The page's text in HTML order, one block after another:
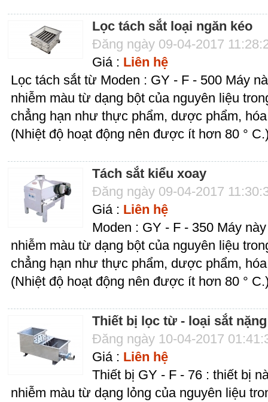
Lọc tách sắt loại ngăn kéo
Đăng ngày 09-04-2017
Giá : Liên hệ
Lọc tách sắt từ Moden : GY - F - 500 Máy
nhiễm màu từ dạng bột của nguyên liệu
chẳng hạn như thực phẩm, dược phẩm,
(Nhiệt độ hoạt động nên được ít hơn 80 °
Tách sắt kiểu xoay
Đăng ngày 09-04-2017
Giá : Liên hệ
Moden : GY - F - 350 Máy
nhiễm màu từ dạng bột của nguyên liệu
chẳng hạn như thực phẩm, dược phẩm,
(Nhiệt độ hoạt động nên được ít hơn 80 °
Thiết bị lọc từ - loại sắt nặng
Đăng ngày 10-04-2017
Giá : Liên hệ
Thiết bị GY - F - 76 : thiết bị
nhiễm màu từ dạng lỏng của nguyên liệu